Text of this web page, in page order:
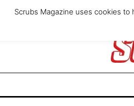
Scrubs Magazine uses cookies